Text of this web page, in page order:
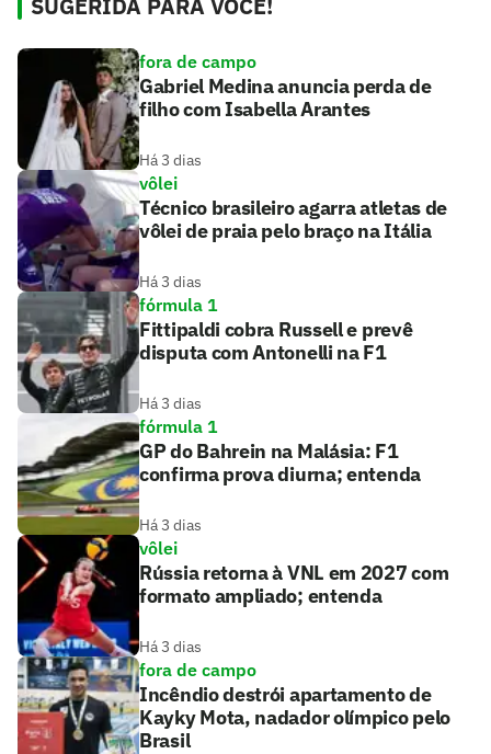
fora de campo
Gabriel Medina anuncia perda de
filho com Isabella Arantes
Há 3 dias
vôlei
Técnico brasileiro agarra atletas de
vôlei de praia pelo braço na Itália
Há 3 dias
fórmula 1
Fittipaldi cobra Russell e prevê
disputa com Antonelli na F1
Há 3 dias
fórmula 1
GP do Bahrein na Malásia: F1
confirma prova diurna; entenda
Há 3 dias
vôlei
Rússia retorna à VNL em 2027 com
formato ampliado; entenda
Há 3 dias
fora de campo
Incêndio destrói apartamento de
Kayky Mota, nadador olímpico pelo
Brasil